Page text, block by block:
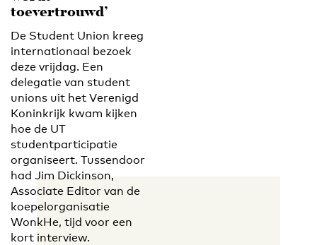
toevertrouwd’
De Student Union kreeg
internationaal bezoek
deze vrijdag. Een
delegatie van student
unions uit het Verenigd
Koninkrijk kwam kijken
hoe de UT
studentparticipatie
organiseert. Tussendoor
had Jim Dickinson,
Associate Editor van de
koepelorganisatie
WonkHe, tijd voor een
kort interview.